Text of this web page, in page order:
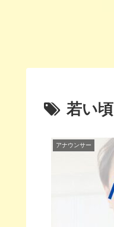
若い頃
アナウンサー